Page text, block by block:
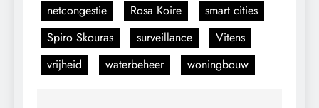
netcongestie
Rosa Koire
smart cities
Spiro Skouras
surveillance
Vitens
vrijheid
waterbeheer woningbouw